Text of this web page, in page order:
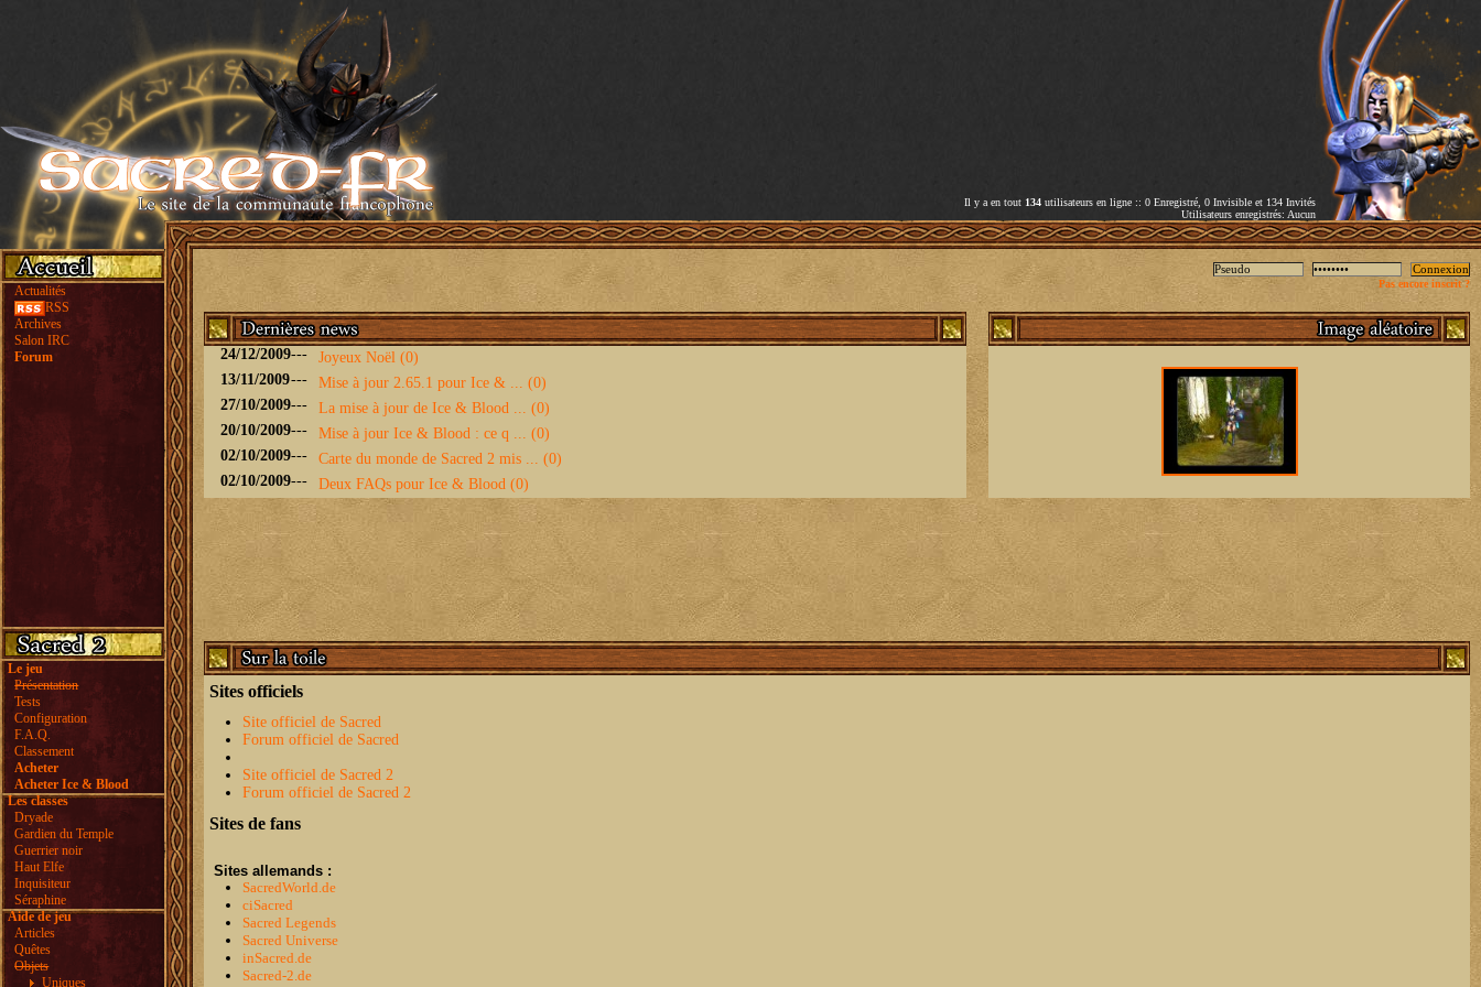
Il y a en tout 134 utilisateurs en ligne :: 0 Enregistré, 0 Invisible et 134 Invités
Utilisateurs enregistrés: Aucun
Actualités
RSS
Archives
Salon IRC
Forum
Le jeu
Présentation
Tests
Configuration
F.A.Q.
Classement
Acheter
Acheter Ice & Blood
Les classes
Dryade
Gardien du Temple
Guerrier noir
Haut Elfe
Inquisiteur
Séraphine
Aide de jeu
Articles
Quêtes
Objets
Uniques
Pas encore inscrit ?
24/12/2009---
Joyeux Noël (0)
13/11/2009---
Mise à jour 2.65.1 pour Ice & ... (0)
27/10/2009---
La mise à jour de Ice & Blood ... (0)
20/10/2009---
Mise à jour Ice & Blood : ce q ... (0)
02/10/2009---
Carte du monde de Sacred 2 mis ... (0)
02/10/2009--- Deux FAQs pour Ice & Blood (0)
Sites officiels
Site officiel de Sacred
Forum officiel de Sacred
Site officiel de Sacred 2
Forum officiel de Sacred 2
Sites de fans
Sites allemands :
SacredWorld.de
ciSacred
Sacred Legends
Sacred Universe
inSacred.de
Sacred-2.de